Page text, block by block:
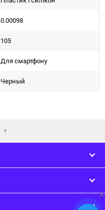
0.00098
105
Для смартфону
Черный
×